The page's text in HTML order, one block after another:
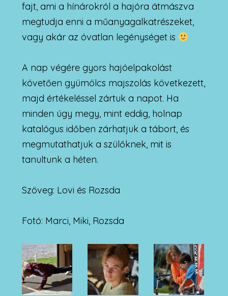
fajt, ami a hínárokról a hajóra átmászva
megtudja enni a műanyagalkatrészeket,
vagy akár az óvatlan legénységet is
A nap végére gyors hajóelpakolást
követően gyümölcs majszolás következett,
majd értékeléssel zártuk a napot. Ha
minden úgy megy, mint eddig, holnap
katalógus időben zárhatjuk a tábort, és
megmutathatjuk a szülőknek, mit is
tanultunk a héten.
Szöveg: Lovi és Rozsda
Fotó: Marci, Miki, Rozsda